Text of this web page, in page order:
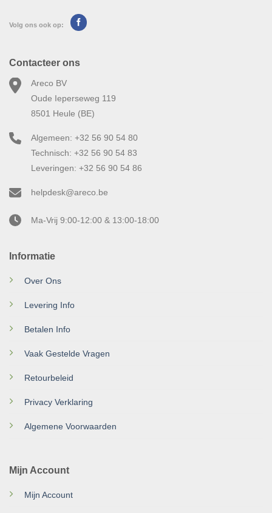
Volg ons ook op:
Informatie
Over Ons
Levering Info
Betalen Info
Vaak Gestelde Vragen
Retourbeleid
Privacy Verklaring
Algemene Voorwaarden
Mijn Account
Mijn Account
Contacteer ons
Areco BV
Oude Ieperseweg 119
8501 Heule (BE)
Algemeen: +32 56 90 54 80
Technisch: +32 56 90 54 83
Leveringen: +32 56 90 54 86
helpdesk@areco.be
Ma-Vrij 9:00-12:00 & 13:00-18:00